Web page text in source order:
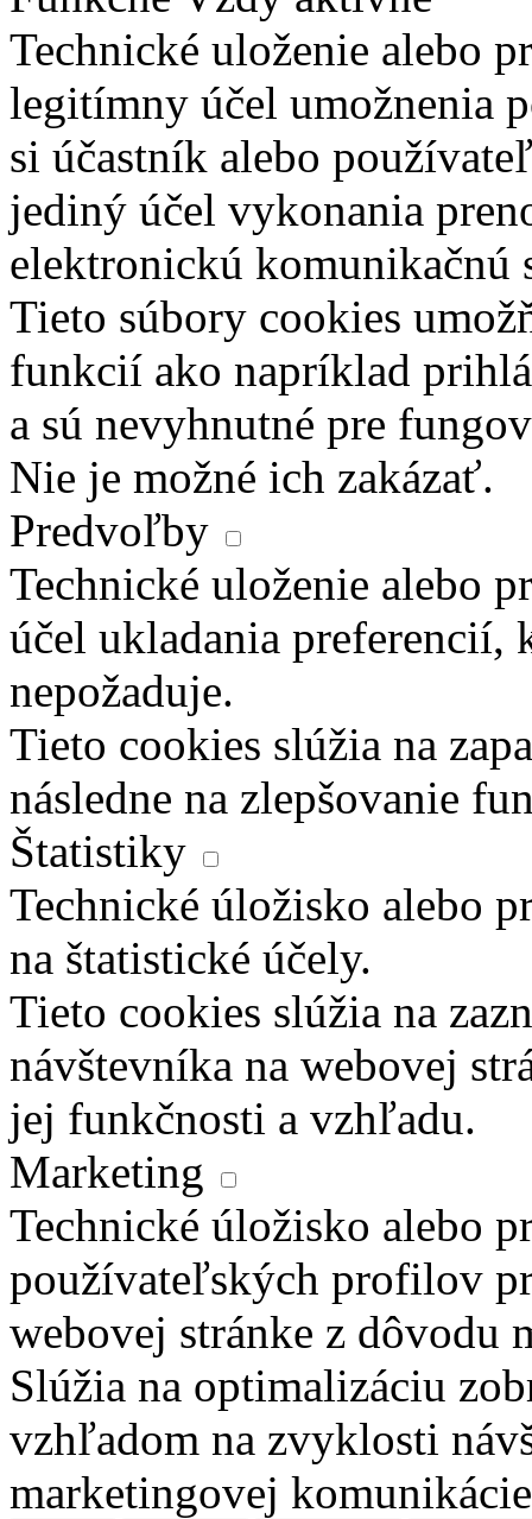
Technické uloženie alebo
legitímny účel umožnenia
si účastník alebo
jediný účel vykonania
elektronickú komunikačnú
Tieto súbory cookies
funkcií ako napríklad
a sú nevyhnutné pre
Nie je možné ich zakázať.
Predvoľby
Technické uloženie alebo
účel ukladania preferencií,
nepožaduje.
Tieto cookies slúžia na
následne na zlepšovanie
Štatistiky
Technické úložisko alebo
na štatistické účely.
Tieto cookies slúžia na
návštevníka na webovej
jej funkčnosti a vzhľadu.
Marketing
Technické úložisko alebo
používateľských profilov
webovej stránke z dôvodu
Slúžia na optimalizáciu
vzhľadom na zvyklosti
marketingovej